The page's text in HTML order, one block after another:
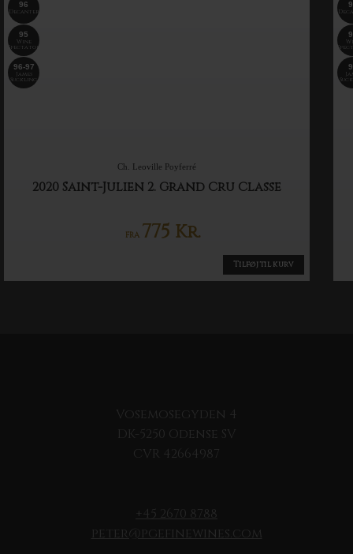
Ch. Leoville Poyferré
2020 Saint-Julien 2. Grand Cru Classe
96
Decanter
95
Wine
Spectator
96-97
James
Suckling
FRA 775 Kr.
Tilføj til kurv
Vosemosegyden 4
DK-5250 Odense SV
CVR 42664987
+45 2670 8788
peter@pgefinewines.com